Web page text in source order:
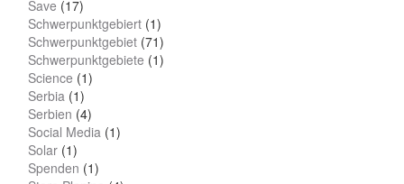
Save (17)
Schwerpunktgebiert (1)
Schwerpunktgebiet (71)
Schwerpunktgebiete (1)
Science (1)
Serbia (1)
Serbien (4)
Social Media (1)
Solar (1)
Spenden (1)